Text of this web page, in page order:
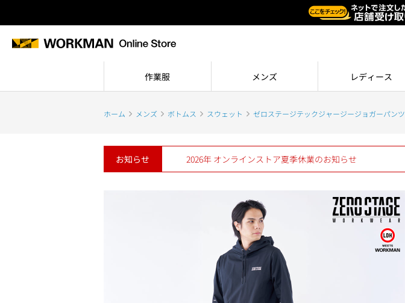
作業服 メンズ レディース
ホーム メンズ ボトムス スウェット ゼロステージテックジャージージョガーパンツ
お知らせ 2026年 オンラインストア夏季休業のお知らせ